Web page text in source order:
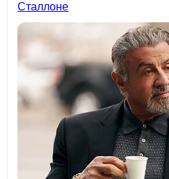
Сталлоне